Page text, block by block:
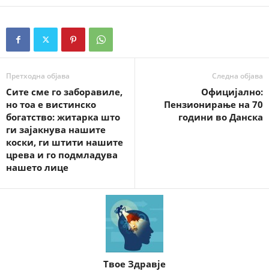
Претходна објава
Сите сме го заборавиле,
но тоа е вистинско
богатство: житарка што
ги зајакнува нашите
коски, ги штити нашите
црева и го подмладува
нашето лице
Следна објава
Официјално:
Пензионирање на 70
години во Данска
Твое Здравје